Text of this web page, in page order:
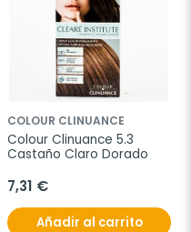
COLOUR CLINUANCE
Colour Clinuance 5.3
Castaño Claro Dorado
7,31 €
Añadir al carrito